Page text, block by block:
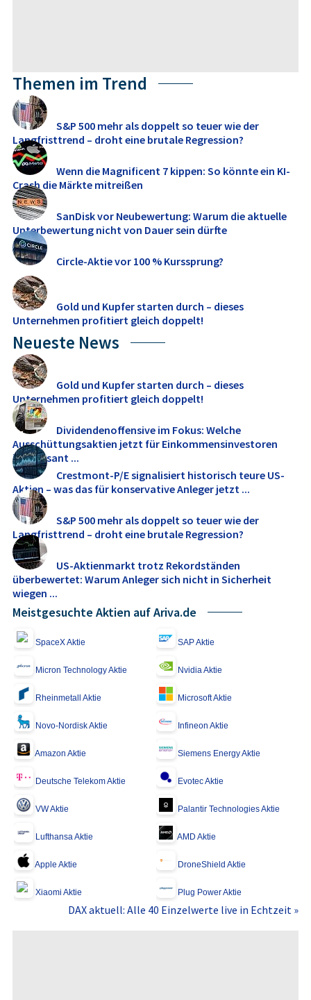
Themen im Trend
S&P 500 mehr als doppelt so teuer wie der
Langfristtrend – droht eine brutale Regression?
Wenn die Magnificent 7 kippen: So könnte ein KI-
Crash die Märkte mitreißen
SanDisk vor Neubewertung: Warum die aktuelle
Unterbewertung nicht von Dauer sein dürfte
Circle-Aktie vor 100 % Kurssprung?
Gold und Kupfer starten durch – dieses
Unternehmen profitiert gleich doppelt!
Neueste News
Gold und Kupfer starten durch – dieses
Unternehmen profitiert gleich doppelt!
Dividendenoffensive im Fokus: Welche
Ausschüttungsaktien jetzt für Einkommensinvestoren
interessant ...
Crestmont-P/E signalisiert historisch teure US-
Aktien – was das für konservative Anleger jetzt ...
S&P 500 mehr als doppelt so teuer wie der
Langfristtrend – droht eine brutale Regression?
US-Aktienmarkt trotz Rekordständen
überbewertet: Warum Anleger sich nicht in Sicherheit
wiegen ...
Meistgesuchte Aktien auf Ariva.de
SpaceX Aktie SAP Aktie
Micron Technology Aktie Nvidia Aktie
Rheinmetall Aktie Microsoft Aktie
Novo-Nordisk Aktie Infineon Aktie
Amazon Aktie Siemens Energy Aktie
Deutsche Telekom Aktie Evotec Aktie
VW Aktie Palantir Technologies Aktie
Lufthansa Aktie AMD Aktie
Apple Aktie DroneShield Aktie
Xiaomi Aktie Plug Power Aktie
DAX aktuell: Alle 40 Einzelwerte live in Echtzeit »